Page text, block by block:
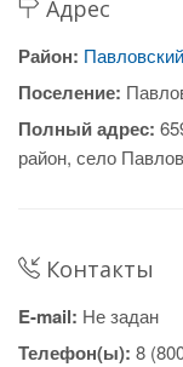
Адрес
Район:
Поселение:
Полный адрес:
район, село
Контакты
E-mail: Не задан
Телефон(ы): 8